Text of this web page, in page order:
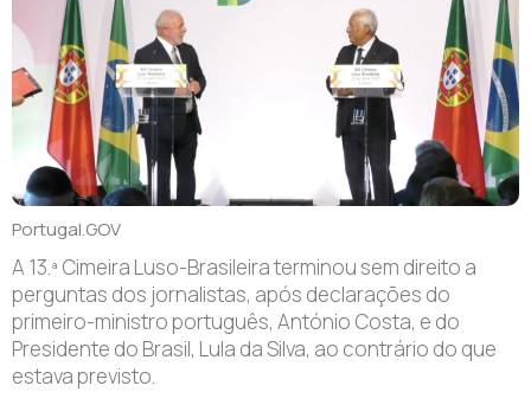
Portugal.GOV
A 13.ª Cimeira Luso-Brasileira terminou sem direito a
perguntas dos jornalistas, após declarações do
primeiro-ministro português, António Costa, e do
Presidente do Brasil, Lula da Silva, ao contrário do que
estava previsto.